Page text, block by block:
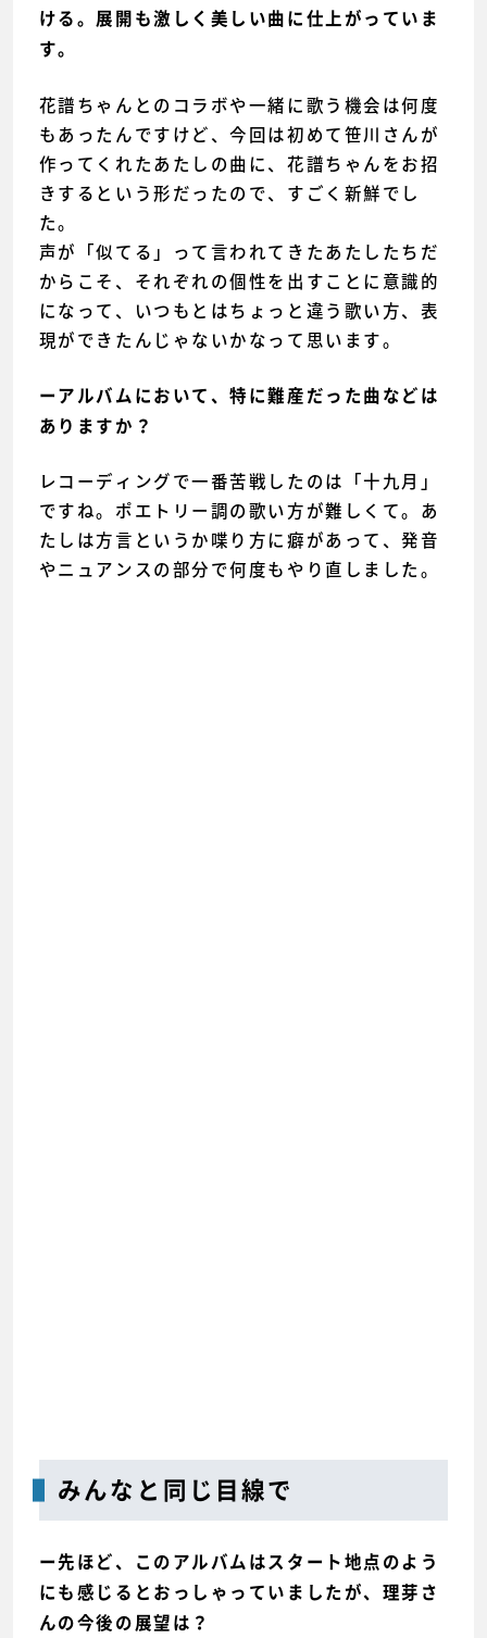
ける。展開も激しく美しい曲に仕上がっていま
す。
花譜ちゃんとのコラボや一緒に歌う機会は何度
もあったんですけど、今回は初めて笹川さんが
作ってくれたあたしの曲に、花譜ちゃんをお招
きするという形だったので、すごく新鮮でし
た。
声が「似てる」って言われてきたあたしたちだ
からこそ、それぞれの個性を出すことに意識的
になって、いつもとはちょっと違う歌い方、表
現ができたんじゃないかなって思います。
ーアルバムにおいて、特に難産だった曲などは
ありますか？
レコーディングで一番苦戦したのは「十九月」
ですね。ポエトリー調の歌い方が難しくて。あ
たしは方言というか喋り方に癖があって、発音
やニュアンスの部分で何度もやり直しました。
みんなと同じ目線で
ー先ほど、このアルバムはスタート地点のよう
にも感じるとおっしゃっていましたが、理芽さ
んの今後の展望は？